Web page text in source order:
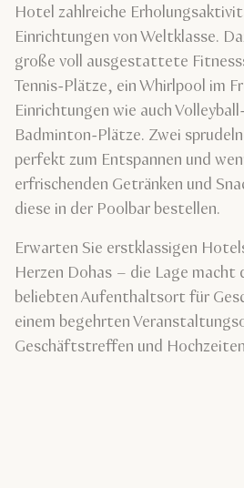
Hotel zahlreiche
Einrichtungen von Weltklasse.
große voll ausgestattete
Tennis-Plätze, ein Whirlpool im
Einrichtungen wie auch
Badminton-Plätze. Zwei
perfekt zum Entspannen und
erfrischenden Getränken und
diese in der Poolbar bestellen.
Erwarten Sie erstklassigen
Herzen Dohas – die Lage macht
beliebten Aufenthaltsort für
einem begehrten
Geschäftstreffen und